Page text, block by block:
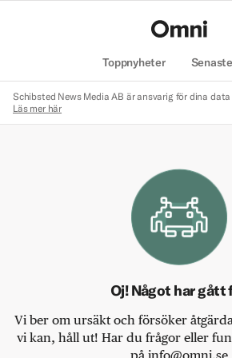
Toppnyheter
Schibsted News Media AB är ansvarig för dina
Läs mer här
Oj! Något har gått
Vi ber om ursäkt och försöker
vi kan, håll ut! Har du frågor eller